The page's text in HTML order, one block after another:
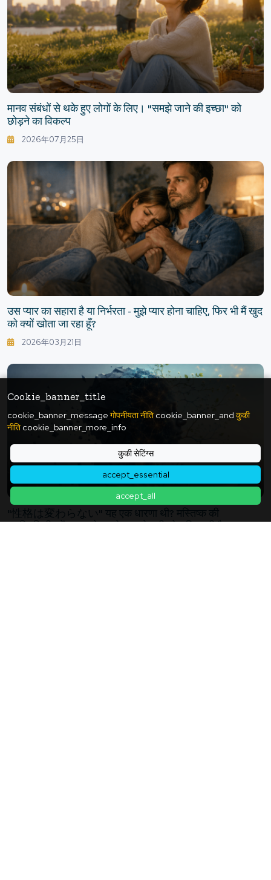
Cookie_banner_title
cookie_banner_message गोपनीयता नीतिcookie_banner_and कुकी
नीति cookie_banner_more_info
कुकी सेटिंग्स
accept_essential
accept_all
मानव संबंधों से थके हुए लोगों के लिए। "समझे जाने की इच्छा" को
छोड़ने का विकल्प
2026年07月25日
उस प्यार का सहारा है या निर्भरता - मुझे प्यार होना चाहिए, फिर भी मैं खुद
को क्यों खोता जा रहा हूँ?
2026年03月21日
"性格は変わらない" यह एक धारणा थी? मस्तिष्क की
प्लास्टिसिटी हमें "खुद को अपडेट करने" की सोच सिखाती है।